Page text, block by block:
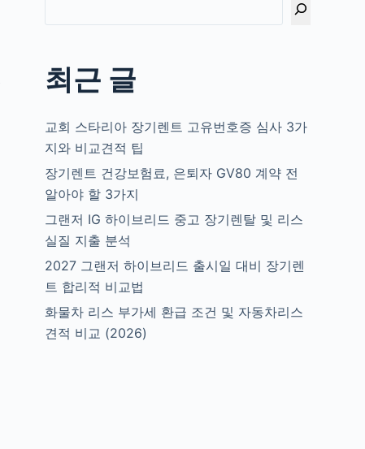
최근 글
교회 스타리아 장기렌트 고유번호증 심사 3가
지와 비교견적 팁
장기렌트 건강보험료, 은퇴자 GV80 계약 전
알아야 할 3가지
그랜저 IG 하이브리드 중고 장기렌탈 및 리스
실질 지출 분석
2027 그랜저 하이브리드 출시일 대비 장기렌
트 합리적 비교법
화물차 리스 부가세 환급 조건 및 자동차리스
견적 비교 (2026)